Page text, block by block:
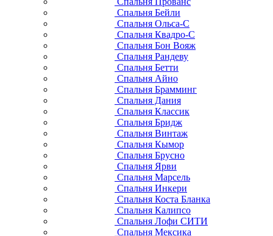
Спальня Бейли
Спальня Ольса-С
Спальня Квадро-С
Спальня Бон Вояж
Спальня Рандеву
Спальня Бетти
Спальня Айно
Спальня Брамминг
Спальня Дания
Спальня Классик
Спальня Бридж
Спальня Винтаж
Спальня Кымор
Спальня Брусно
Спальня Ярви
Спальня Марсель
Спальня Инкери
Спальня Коста Бланка
Спальня Калипсо
Спальня Лофи СИТИ
Спальня Мексика